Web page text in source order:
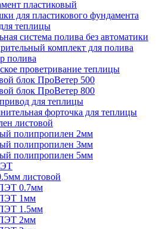
пластиковый
для пластикового фундамента
теплицы
система полива без автоматики
комплект для полива
полива
проветривание теплицы
блок ПроВетер 500
блок ПроВетер 800
для теплицы
форточка для теплицы
листовой
полипропилен 2мм
полипропилен 3мм
полипропилен 5мм
листовой
0.7мм
1мм
1.5мм
2мм